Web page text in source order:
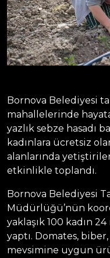
Bornova Belediyesi
mahallelerinde
yazlık sebze hasadı
kadınlara ücretsiz
alanlarında
etkinlikle toplandı.
Bornova Belediyesi
Müdürlüğü’nün
yaklaşık 100 kadın
yaptı. Domates,
mevsimine uygun